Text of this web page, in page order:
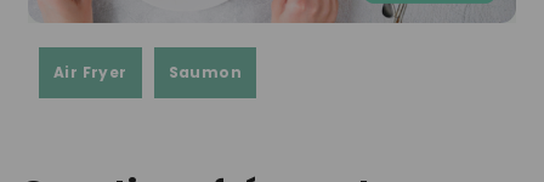
Air Fryer Saumon